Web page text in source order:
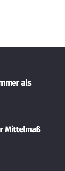
als
Mittelmaß